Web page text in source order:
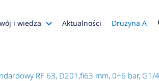
i wiedza
Konfiguratory
Aktualności Drużyna A
RF 63, D201,fi63 mm, 0÷6 bar, G1/